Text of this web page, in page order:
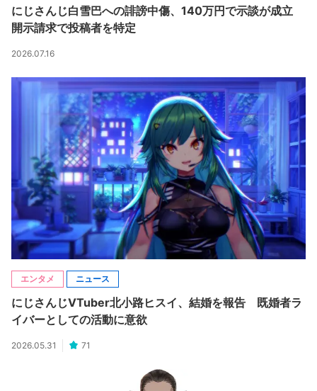
にじさんじ白雪巴への誹謗中傷、140万円で示談が成立
開示請求で投稿者を特定
2026.07.16
エンタメ ニュース
にじさんじVTuber北小路ヒスイ、結婚を報告 既婚者ラ
イバーとしての活動に意欲
2026.05.31 71